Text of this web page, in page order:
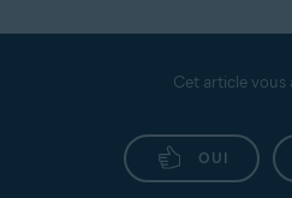
Cet article vous
OUI